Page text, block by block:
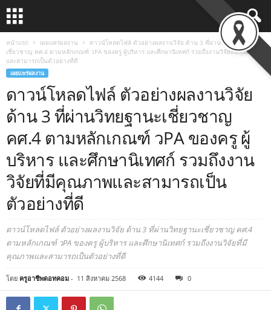
หน้าแรก เผยแพร่ผลงาน
ดาวน์โหลดไฟล์ ตัวอย่างผลงานวิจัย ด้าน 3 ที่ผ่านวิทยฐานะ
เชี่ยวชาญ คศ.4 ตามหลักเกณฑ์ วPA ของครู ผู้บริหาร และศึกษานิเทศก์ รวมถึงงานวิจัยที่มีคุณภาพ
และสามารถเป็นตัวอย่างที่ดี
เผยแพร่ผลงาน
ดาวน์โหลดไฟล์ ตัวอย่างผลงานวิจัย
ด้าน 3 ที่ผ่านวิทยฐานะเชี่ยวชาญ
คศ.4 ตามหลักเกณฑ์ วPA ของครู ผู้
บริหาร และศึกษานิเทศก์ รวมถึงงาน
วิจัยที่มีคุณภาพและสามารถเป็น
ตัวอย่างที่ดี
ดาวน์โหลดไฟล์ ตัวอย่างผลงานวิจัย ด้าน 3 ที่ผ่านวิทยฐานะเชี่ยวชาญ คศ.4
ตามหลักเกณฑ์ วPA ของครู ผู้บริหาร และศึกษานิเทศก์ รวมถึงงานวิจัยที่มี
คุณภาพและสามารถเป็นตัวอย่างที่ดี
โดย ครูอาชีพดอทคอม - 11 สิงหาคม 2568 4144 0